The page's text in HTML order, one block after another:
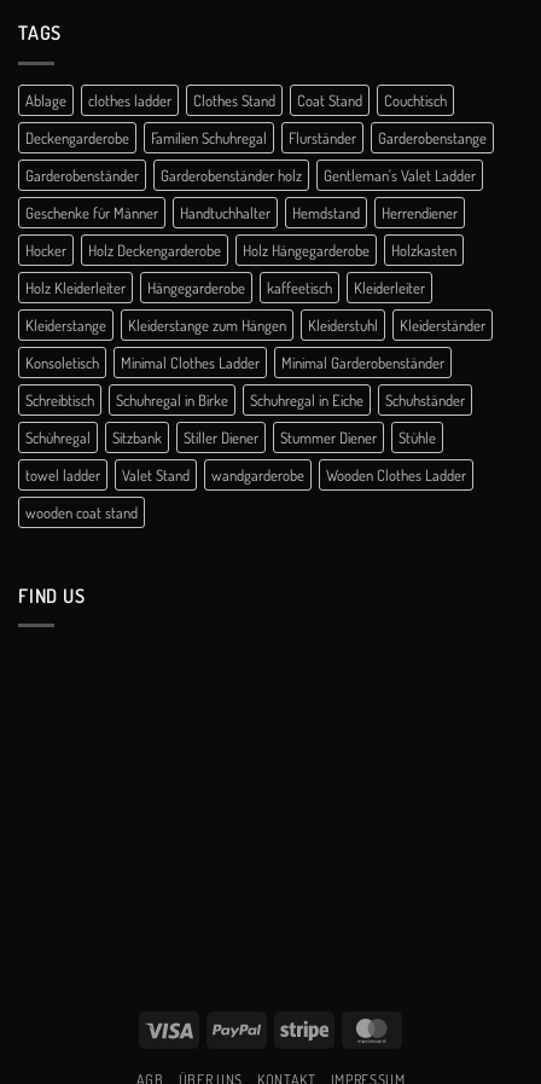
TAGS
Ablage clothes ladder Clothes Stand Coat Stand
Couchtisch
Deckengarderobe
Familien Schuhregal Flurständer
Garderobenstange
Garderobenständer
Garderobenständer holz
Gentleman's Valet Ladder
Geschenke für Männer
Handtuchhalter Hemdstand
Herrendiener
Hocker
Holz Deckengarderobe Holz Hängegarderobe
Holzkasten
Holz Kleiderleiter
Hängegarderobe kaffeetisch
Kleiderleiter
Kleiderstange
Kleiderstange zum Hängen Kleiderstuhl
Kleiderständer
Konsoletisch
Minimal Clothes Ladder
Minimal Garderobenständer
Schreibtisch
Schuhregal in Birke Schuhregal in Eiche
Schuhständer
Schühregal
Sitzbank Stiller Diener Stummer Diener
Stühle
towel ladder
Valet Stand wandgarderobe
Wooden Clothes Ladder
wooden coat stand
FIND US
Visa PayPal Stripe
AGB ÜBER UNS KONTAKT IMPRESSUM